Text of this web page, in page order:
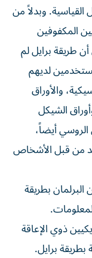
وبدلاً من
المكفوفين
طريقة برايل لم
لديهم
والأوراق
الشيكل
الروسي أيضاً،
من قبل الأشخاص
بطريقة
ذوي الإعاقة